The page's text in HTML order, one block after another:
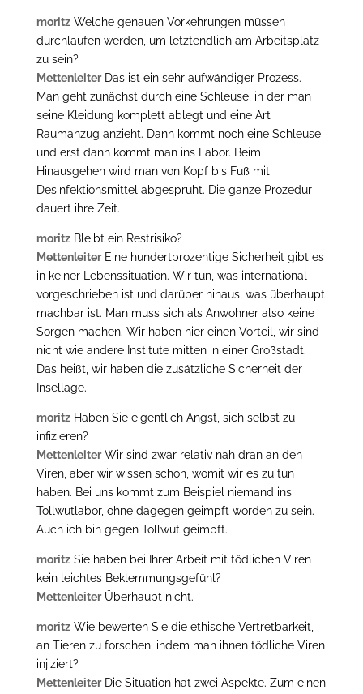
moritzWelche genauen Vorkehrungen müssen
durchlaufen werden, um letztendlich am Arbeitsplatz
zu sein?
MettenleiterDas ist ein sehr aufwändiger Prozess.
Man geht zunächst durch eine Schleuse, in der man
seine Kleidung komplett ablegt und eine Art
Raumanzug anzieht. Dann kommt noch eine Schleuse
und erst dann kommt man ins Labor. Beim
Hinausgehen wird man von Kopf bis Fuß mit
Desinfektionsmittel abgesprüht. Die ganze Prozedur
dauert ihre Zeit.
moritzBleibt ein Restrisiko?
MettenleiterEine hundertprozentige Sicherheit gibt es
in keiner Lebenssituation. Wir tun, was international
vorgeschrieben ist und darüber hinaus, was überhaupt
machbar ist. Man muss sich als Anwohner also keine
Sorgen machen. Wir haben hier einen Vorteil, wir sind
nicht wie andere Institute mitten in einer Großstadt.
Das heißt, wir haben die zusätzliche Sicherheit der
Insellage.
moritzHaben Sie eigentlich Angst, sich selbst zu
infizieren?
MettenleiterWir sind zwar relativ nah dran an den
Viren, aber wir wissen schon, womit wir es zu tun
haben. Bei uns kommt zum Beispiel niemand ins
Tollwutlabor, ohne dagegen geimpft worden zu sein.
Auch ich bin gegen Tollwut geimpft.
moritzSie haben bei Ihrer Arbeit mit tödlichen Viren
kein leichtes Beklemmungsgefühl?
MettenleiterÜberhaupt nicht.
moritzWie bewerten Sie die ethische Vertretbarkeit,
an Tieren zu forschen, indem man ihnen tödliche Viren
injiziert?
MettenleiterDie Situation hat zwei Aspekte. Zum einen